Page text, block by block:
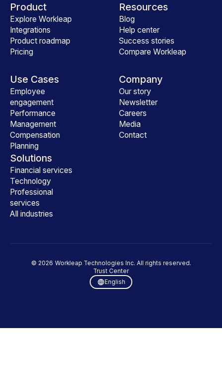
Product
Explore Workleap
Integrations
Product roadmap
Pricing
Use Cases
Employee
engagement
Performance
Management
Compensation
Planning
Solutions
Financial services
Technology
Professional
services
All industries
Resources
Blog
Help center
Success stories
Compare Workleap
Company
Our story
Newsletter
Careers
Media
Contact
© 2026 Workleap Technologies Inc. All rights reserved.
Trust Center
English